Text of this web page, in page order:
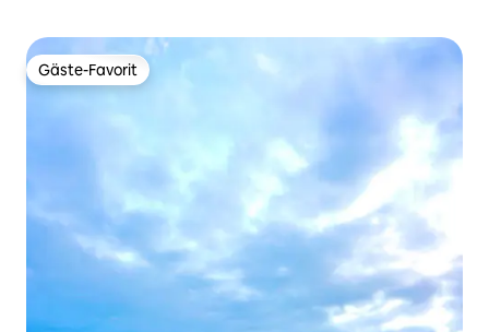
Gäste-Favorit
Gäste-Favorit